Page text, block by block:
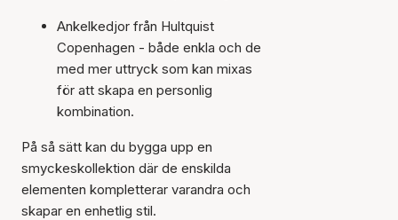
Ankelkedjor från Hultquist
Copenhagen - både enkla och de
med mer uttryck som kan mixas
för att skapa en personlig
kombination.
På så sätt kan du bygga upp en
smyckeskollektion där de enskilda
elementen kompletterar varandra och
skapar en enhetlig stil.